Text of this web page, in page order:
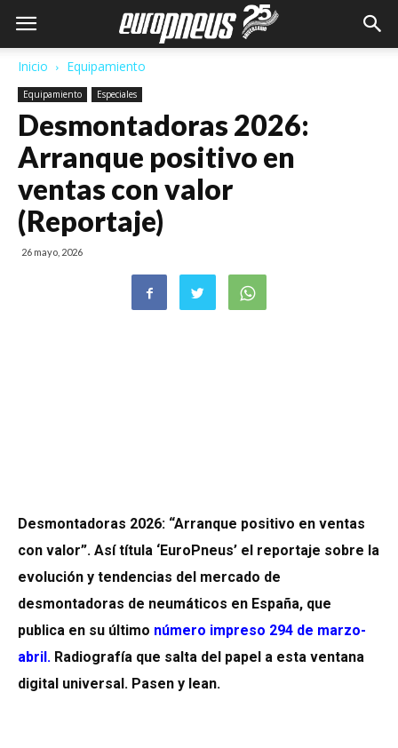
Inicio Equipamiento
Equipamiento Especiales
Desmontadoras 2026:
Arranque positivo en
ventas con valor
(Reportaje)
26 mayo, 2026
Desmontadoras 2026: “Arranque positivo en ventas
con valor”. Así títula ‘EuroPneus’ el reportaje sobre la
evolución y tendencias del mercado de
desmontadoras de neumáticos en España, que
publica en su último número impreso 294 de marzo-
abril. Radiografía que salta del papel a esta ventana
digital universal. Pasen y lean.